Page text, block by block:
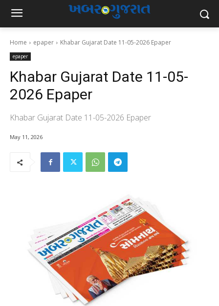
Home epaper Khabar Gujarat Date 11-05-2026 Epaper
epaper
Khabar Gujarat Date 11-05-
2026 Epaper
Khabar Gujarat Date 11-05-2026 Epaper
May 11, 2026